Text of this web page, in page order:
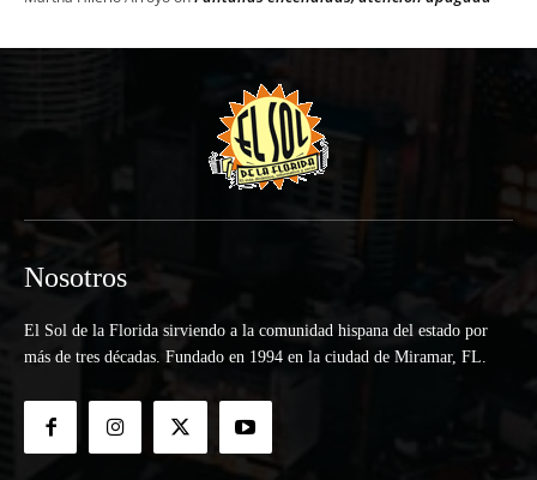
Nosotros
El Sol de la Florida sirviendo a la comunidad hispana del estado por
más de tres décadas. Fundado en 1994 en la ciudad de Miramar, FL.